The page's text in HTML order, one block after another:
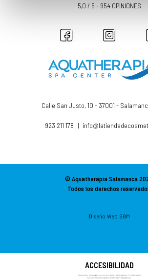
5,0 / 5 - 954 OPINIONES
Calle San Justo, 10 - 37001 -
923 211 178 |
© Aquatherapia Salamanca
Todos los derechos
Diseño Web SGM
ACCESIBILIDAD